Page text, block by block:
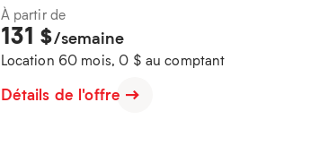
À partir de
131 $/semaine
Location 60 mois, 0 $ au comptant
Détails de l'offre